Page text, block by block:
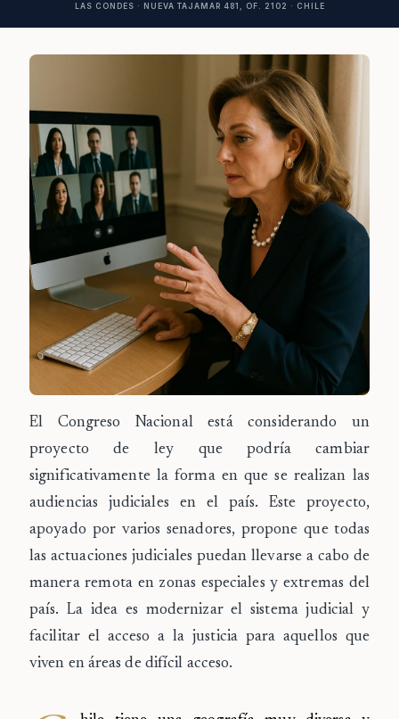
LAS CONDES · NUEVA TAJAMAR 481, OF. 2102 · CHILE
El Congreso Nacional está considerando un
proyecto de ley que podría cambiar
significativamente la forma en que se realizan las
audiencias judiciales en el país. Este proyecto,
apoyado por varios senadores, propone que todas
las actuaciones judiciales puedan llevarse a cabo de
manera remota en zonas especiales y extremas del
país. La idea es modernizar el sistema judicial y
facilitar el acceso a la justicia para aquellos que
viven en áreas de difícil acceso.